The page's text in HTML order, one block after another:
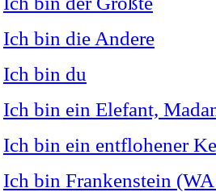
Ich bin die Andere
Ich bin du
Ich bin ein Elefant,
Ich bin ein entflohener
Ich bin Frankenstein